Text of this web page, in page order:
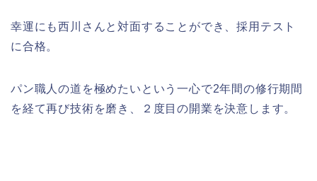
幸運にも西川さんと対面することができ、採用テスト
に合格。
パン職人の道を極めたいという一心で2年間の修行期間
を経て再び技術を磨き、２度目の開業を決意します。